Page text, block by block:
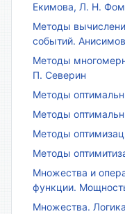
Екимова, Л. Н.
Методы
событий.
Методы
П. Северин
Методы
Методы
Методы
Методы
Множества и
функции.
Множества.